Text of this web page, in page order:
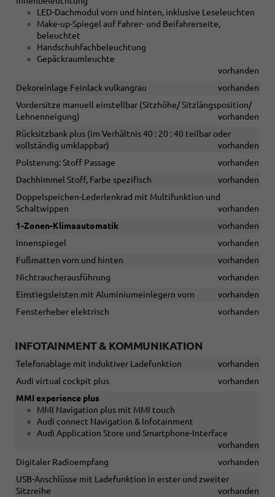
LED-Dachmodul vorn und hinten, inklusive Leseleuchten
Make-up-Spiegel auf Fahrer- und Beifahrerseite,
beleuchtet
Handschuhfachbeleuchtung
Gepäckraumleuchte
vorhanden
Dekoreinlage Feinlack vulkangrau
vorhanden
Vordersitze manuell einstellbar (Sitzhöhe/ Sitzlängsposition/
Lehnenneigung)
vorhanden
Rücksitzbank plus (im Verhältnis 40 : 20 : 40 teilbar oder
vollständig umklappbar)
vorhanden
Polsterung: Stoff Passage
vorhanden
Dachhimmel Stoff, Farbe spezifisch
vorhanden
Doppelspeichen-Lederlenkrad mit Multifunktion und
Schaltwippen
vorhanden
1-Zonen-Klimaautomatik
vorhanden
Innenspiegel
vorhanden
Fußmatten vorn und hinten
vorhanden
Nichtraucherausführung
vorhanden
Einstiegsleisten mit Aluminiumeinlegern vorn
vorhanden
Fensterheber elektrisch
vorhanden
INFOTAINMENT & KOMMUNIKATION
Telefonablage mit induktiver Ladefunktion
vorhanden
Audi virtual cockpit plus
vorhanden
MMI experience plus
MMI Navigation plus mit MMI touch
Audi connect Navigation & Infotainment
Audi Application Store und Smartphone-Interface
vorhanden
Digitaler Radioempfang
vorhanden
USB-Anschlüsse mit Ladefunktion in erster und zweiter
Sitzreihe
vorhanden